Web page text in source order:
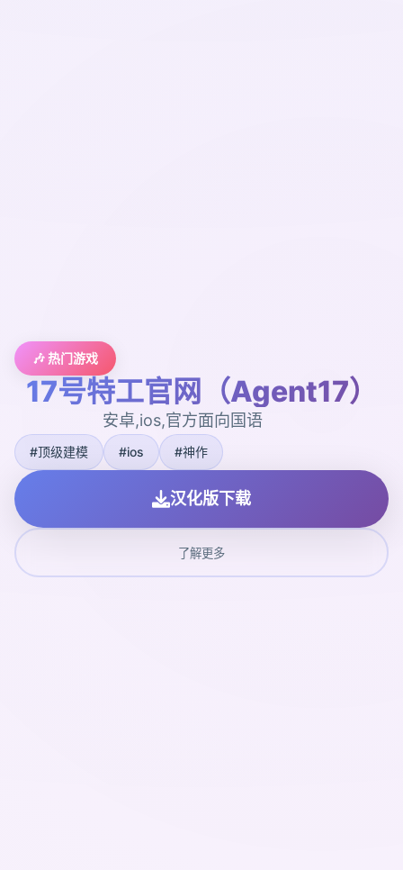
🎶 热门游戏
17号特工官网（Agent17）
安卓,ios,官方面向国语
#顶级建模 #ios #神作
汉化版下载
了解更多